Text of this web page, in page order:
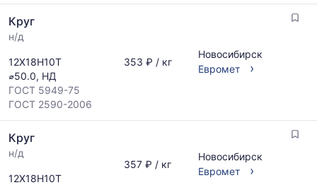
мере
обновления
прайс-
Круг
н/д
12Х18Н10Т
⌀50.0, НД
ГОСТ 5949-75
ГОСТ 2590-2006
353 ₽ / кг
Новосибирск
Евромет
›
Круг
н/д
12Х18Н10Т
357 ₽ / кг
Новосибирск
Евромет
›